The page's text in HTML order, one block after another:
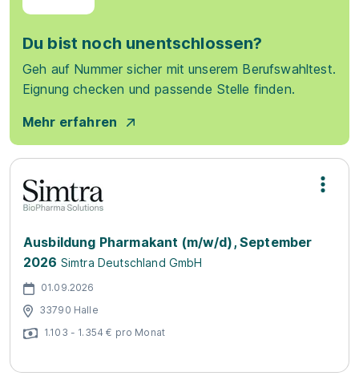
Du bist noch unentschlossen?
Geh auf Nummer sicher mit unserem Berufswahltest.
Eignung checken und passende Stelle finden.
Mehr erfahren
Ausbildung Pharmakant (m/w/d), September
2026 Simtra Deutschland GmbH
01.09.2026
33790 Halle
1.103 - 1.354 € pro Monat